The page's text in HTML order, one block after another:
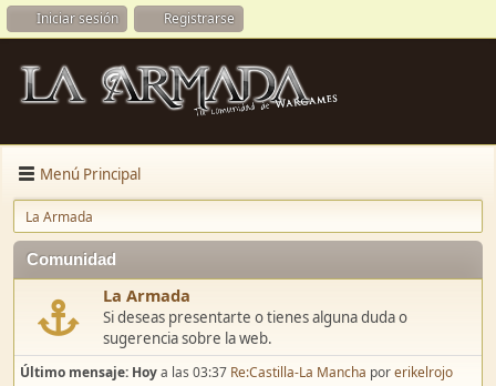
Iniciar sesión Registrarse
Menú Principal
La Armada
Comunidad
La Armada
Si deseas presentarte o tienes alguna duda o
sugerencia sobre la web.
Último mensaje: Hoya las 03:37 Re:Castilla-La Mancha porerikelrojo